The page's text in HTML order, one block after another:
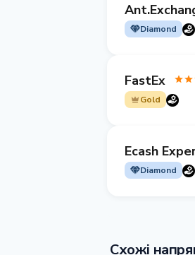
Diamond
FastEx
Gold
Ecash
Diamond
Схожі